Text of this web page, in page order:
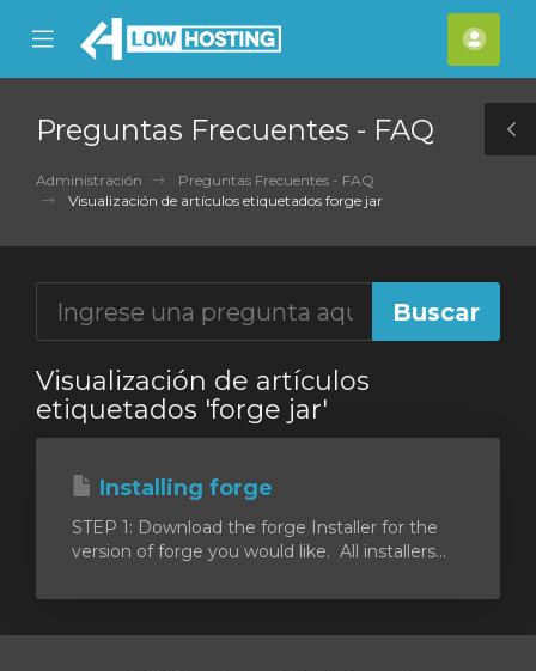
Mobile
Menu
Preguntas Frecuentes - FAQ
Administración
Preguntas Frecuentes - FAQ
Visualización de artículos etiquetados forge jar
Visualización de artículos
etiquetados 'forge jar'
Installing forge
STEP 1: Download the forge Installer for the
version of forge you would like. All installers...